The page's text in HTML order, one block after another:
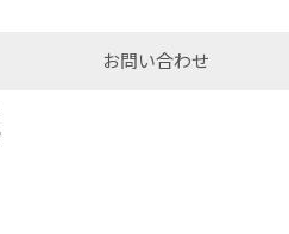
お問い合わせ